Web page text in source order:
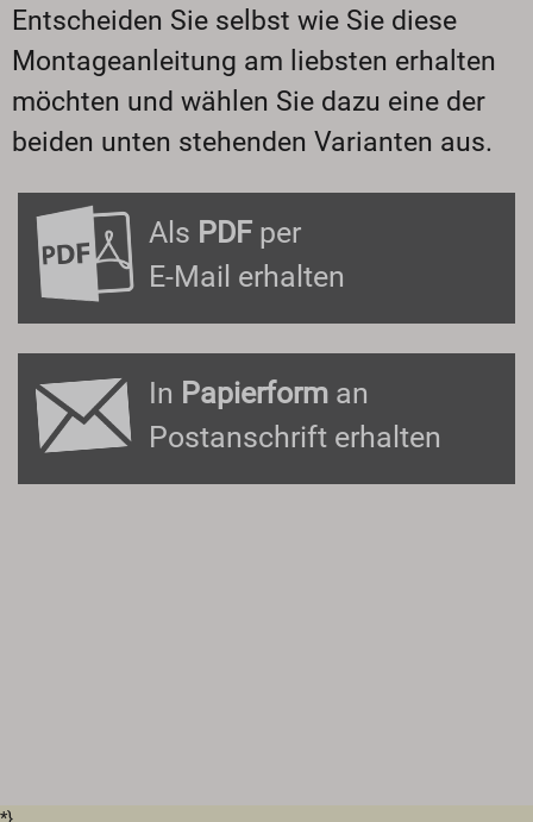
Entscheiden Sie selbst wie Sie diese
Montageanleitung am liebsten erhalten
möchten und wählen Sie dazu eine der
beiden unten stehenden Varianten aus.
Als PDF per
E-Mail erhalten
In Papierform an
Postanschrift erhalten